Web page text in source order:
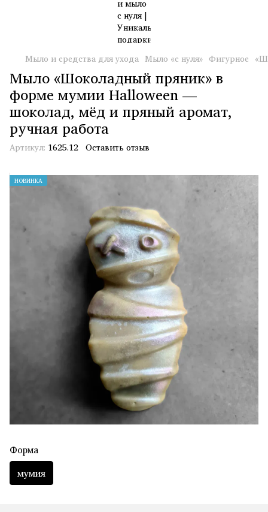
Мыло и средства для ухода Мыло «с нуля» Фигурное
Мыло «Шоколадный пряник» в
форме мумии Halloween —
шоколад, мёд и пряный аромат,
ручная работа
Артикул: 1625.12 Оставить отзыв
НОВИНКА
Форма
мумия